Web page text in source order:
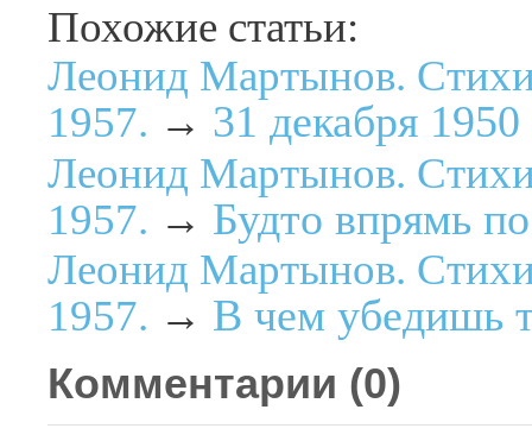
Похожие статьи:
Леонид Мартынов.
1957. → 31 декабря 1950
Леонид Мартынов.
1957. → Будто впрямь
Леонид Мартынов.
1957. → В чем убедишь
Комментарии (0)